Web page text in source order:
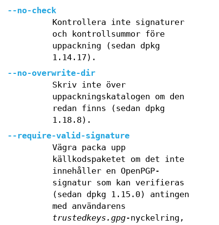
--no-check
Kontrollera inte signaturer
och kontrollsummor före
uppackning (sedan dpkg
1.14.17).
--no-overwrite-dir
Skriv inte över
uppackningskatalogen om den
redan finns (sedan dpkg
1.18.8).
--require-valid-signature
Vägra packa upp
källkodspaketet om det inte
innehåller en OpenPGP-
signatur som kan verifieras
(sedan dpkg 1.15.0) antingen
med användarens
trustedkeys.gpg-nyckelring,